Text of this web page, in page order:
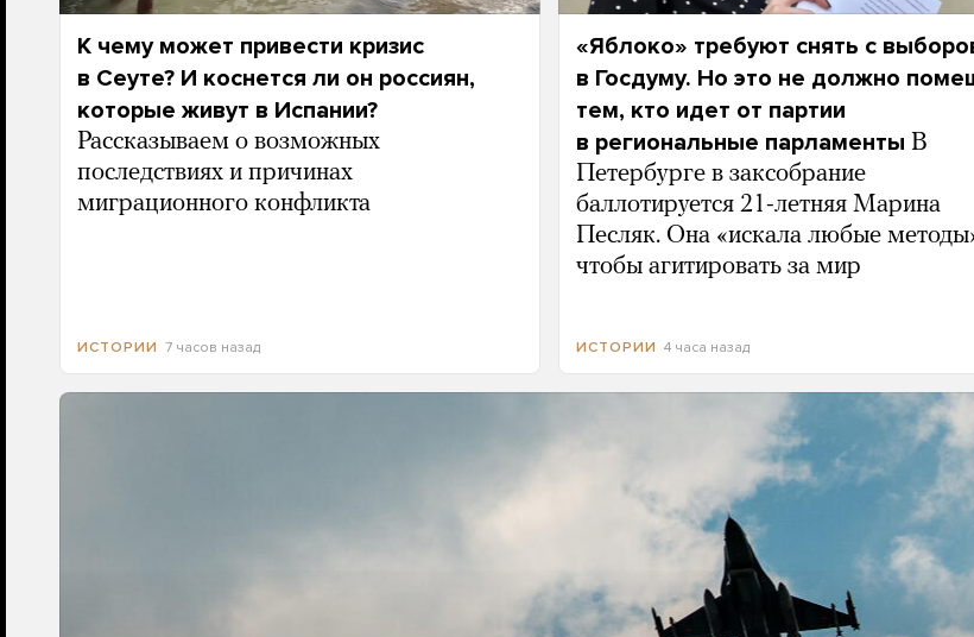
К чему может привести кризис
в Сеуте? И коснется ли он россиян,
которые живут в Испании?
Рассказываем о возможных
последствиях и причинах
миграционного конфликта
ИСТОРИИ 7 часов назад
«Яблоко» требуют снять с
в Госдуму. Но это не должно
тем, кто идет от партии
в региональные парламенты В
Петербурге в заксобрание
баллотируется 21-летняя Марина
Песляк. Она «искала любые
чтобы агитировать за мир
ИСТОРИИ 4 часа назад